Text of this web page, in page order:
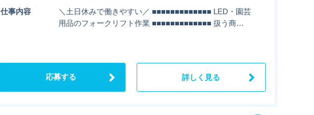
仕事内容
＼土日休みで働きやすい／ ■■■■■■■■■■■■■ LED・園芸
用品のフォークリフト作業 ■■■■■■■■■■■■■ 扱う商…
応募する 詳しく見る